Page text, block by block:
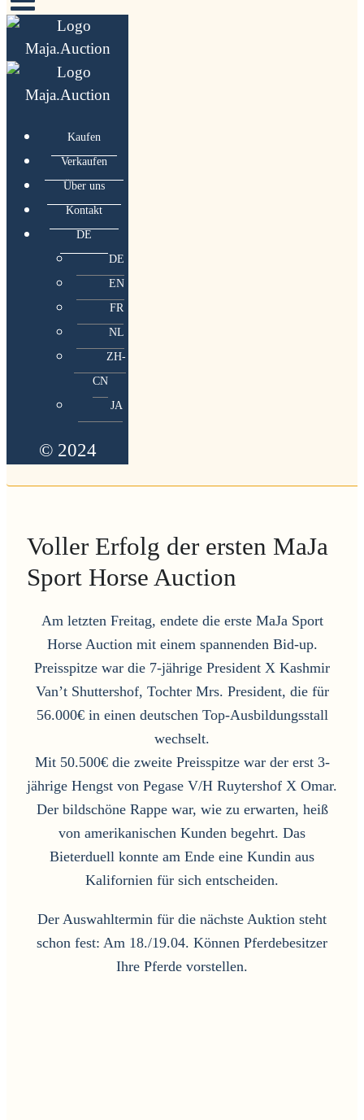
Kaufen
Verkaufen
Über uns
Kontakt
DE
DE
EN
FR
NL
ZH-
CN
JA
© 2024
Voller Erfolg der ersten MaJa
Sport Horse Auction
Am letzten Freitag, endete die erste MaJa Sport
Horse Auction mit einem spannenden Bid-up.
Preisspitze war die 7-jährige President X Kashmir
Van’t Shuttershof, Tochter Mrs. President, die für
56.000€ in einen deutschen Top-Ausbildungsstall
wechselt.
Mit 50.500€ die zweite Preisspitze war der erst 3-
jährige Hengst von Pegase V/H Ruytershof X Omar.
Der bildschöne Rappe war, wie zu erwarten, heiß
von amerikanischen Kunden begehrt. Das
Bieterduell konnte am Ende eine Kundin aus
Kalifornien für sich entscheiden.
Der Auswahltermin für die nächste Auktion steht
schon fest: Am 18./19.04. Können Pferdebesitzer
Ihre Pferde vorstellen.